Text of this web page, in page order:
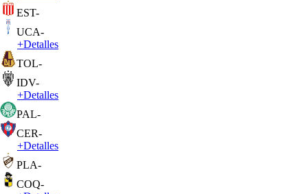
EST-
UCA-
+Detalles
TOL-
IDV-
+Detalles
PAL-
CER-
+Detalles
PLA-
COQ-